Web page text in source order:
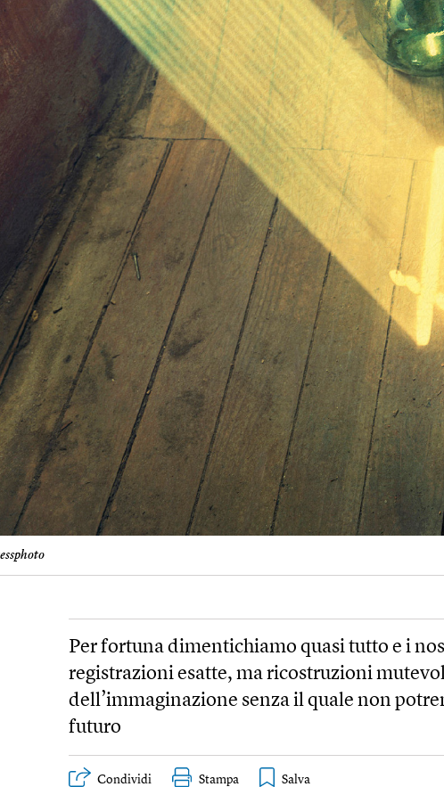
Per fortuna dimentichiamo quasi tutto e i
registrazioni esatte, ma ricostruzioni
dell’immaginazione senza il quale non
futuro
Condividi Stampa